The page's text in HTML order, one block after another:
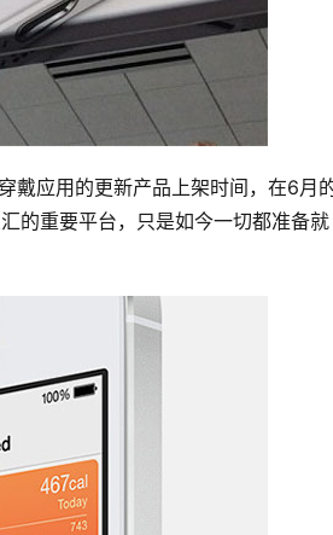
戴应用的更新产品上架时间，在6月
的重要平台，只是如今一切都准备就